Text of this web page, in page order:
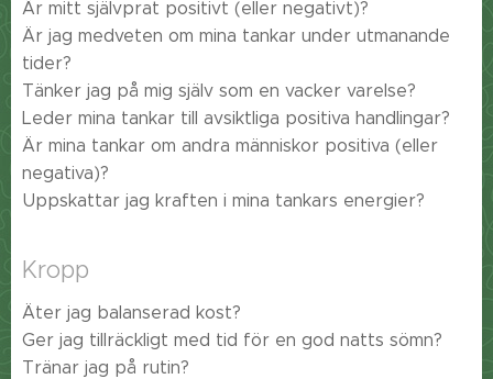
Är mitt självprat positivt (eller negativt)?
Är jag medveten om mina tankar under utmanande
tider?
Tänker jag på mig själv som en vacker varelse?
Leder mina tankar till avsiktliga positiva handlingar?
Är mina tankar om andra människor positiva (eller
negativa)?
Uppskattar jag kraften i mina tankars energier?
Kropp
Äter jag balanserad kost?
Ger jag tillräckligt med tid för en god natts sömn?
Tränar jag på rutin?